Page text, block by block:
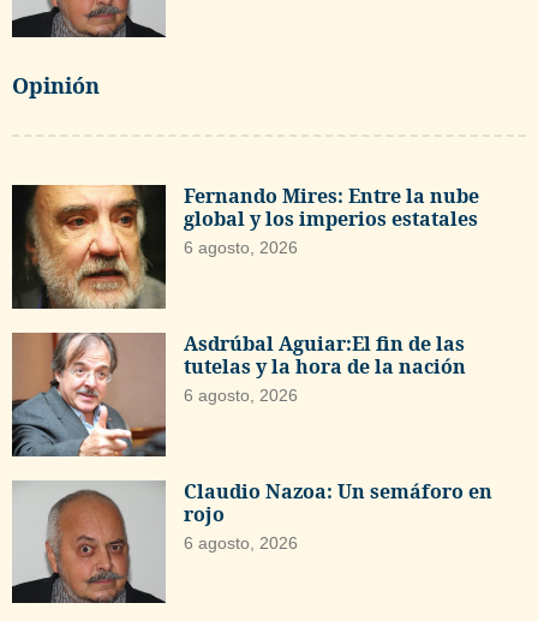
Opinión
Fernando Mires: Entre la nube
global y los imperios estatales
6 agosto, 2026
Asdrúbal Aguiar:El fin de las
tutelas y la hora de la nación
6 agosto, 2026
Claudio Nazoa: Un semáforo en
rojo
6 agosto, 2026